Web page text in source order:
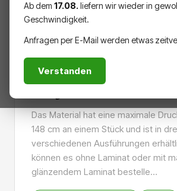
MATERIALIEN FOLIE
Orajet® 3162 - Weiß
Das Material hat eine maximale
148 cm an einem Stück und ist in
verschiedenen Ausführungen
können es ohne Laminat oder mit
glänzendem Laminat bestelle…
Ab dem 17.08. liefern wir wieder in
Geschwindigkeit.
Anfragen per E-Mail werden etwas
Verstanden